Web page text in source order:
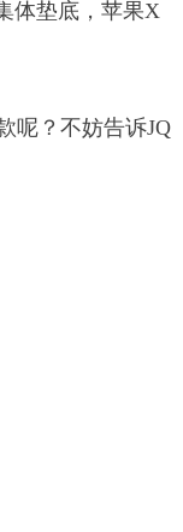
呢？不妨告诉JQ